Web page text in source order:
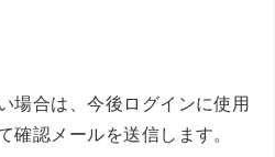
場合は、今後ログインに使用
確認メールを送信します。